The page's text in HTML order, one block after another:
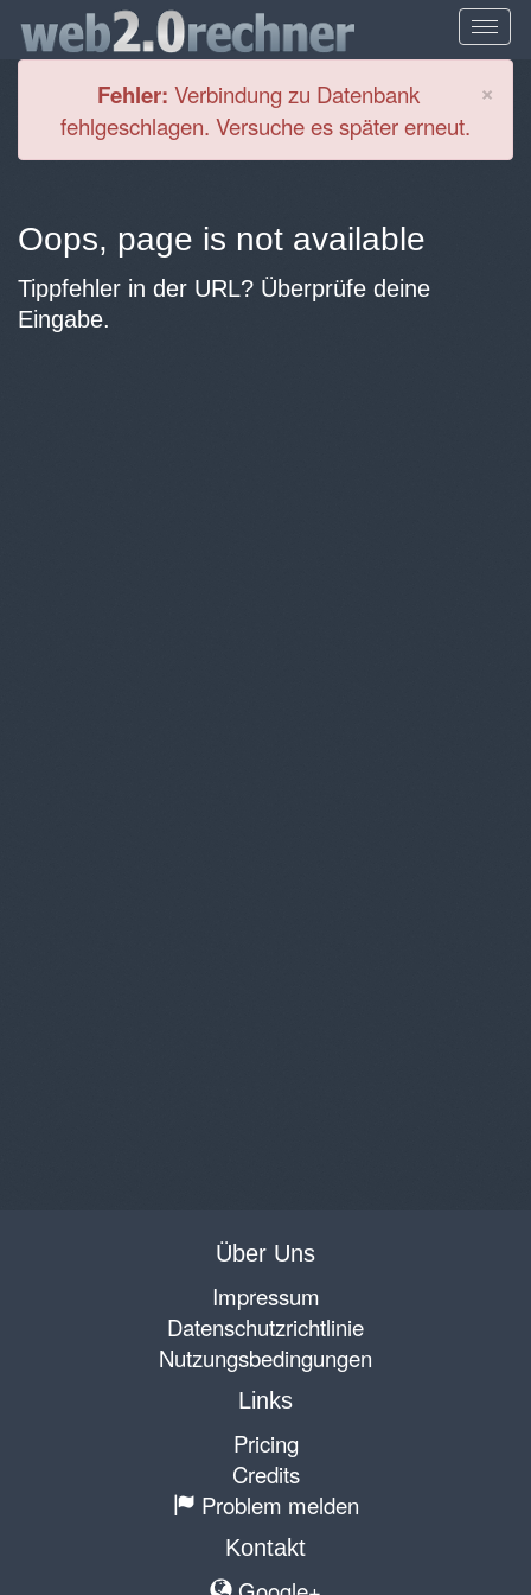
×
Fehler: Verbindung zu Datenbank
fehlgeschlagen. Versuche es später erneut.
Oops, page is not available
Tippfehler in der URL? Überprüfe deine
Eingabe.
Über Uns
Impressum
Datenschutzrichtlinie
Nutzungsbedingungen
Links
Pricing
Credits
Problem melden
Kontakt